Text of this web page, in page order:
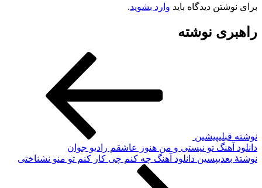
دیدگاه بایدوارد بشوید .
نوشته
قبلیپیشین
آهنگ تو نیستی و من هنوز عاشقم رادیو جوان
بعدیپسین دانلود آهنگ چه کنم چی کار کنم تو منو نشناختی